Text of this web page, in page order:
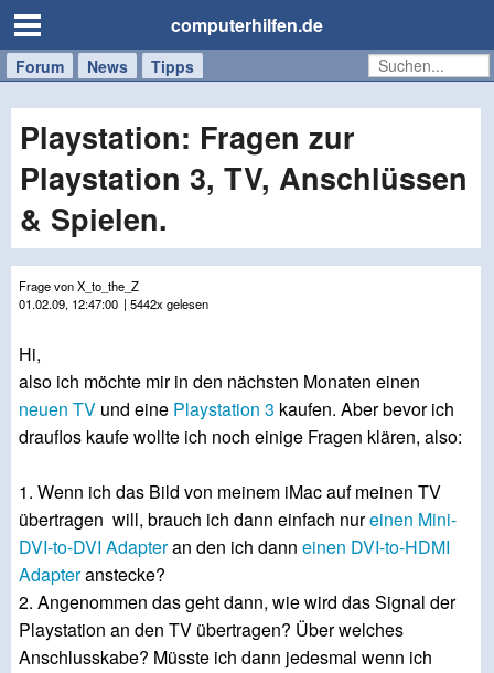
computerhilfen.de
Forum News Tipps
Handy
Tablet
Windows
Mac
Playstation: Fragen zur
Playstation 3, TV, Anschlüssen
& Spielen.
Frage von X_to_the_Z
01.02.09, 12:47:00 | 5442x gelesen
Hi,
also ich möchte mir in den nächsten Monaten einen
neuen TV und eine Playstation 3 kaufen. Aber bevor ich
drauflos kaufe wollte ich noch einige Fragen klären, also:
1. Wenn ich das Bild von meinem iMac auf meinen TV
übertragen will, brauch ich dann einfach nureinen Mini-
DVI-to-DVI Adapteran den ich dann einen DVI-to-HDMI
Adapteranstecke?
2. Angenommen das geht dann, wie wird das Signal der
Playstation an den TV übertragen? Über welches
Anschlusskabe? Müsste ich dann jedesmal wenn ich